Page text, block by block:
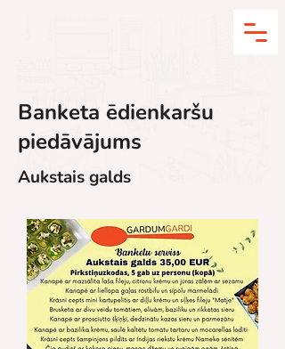
Banketa ēdienkaršu
piedāvājums
Aukstais galds